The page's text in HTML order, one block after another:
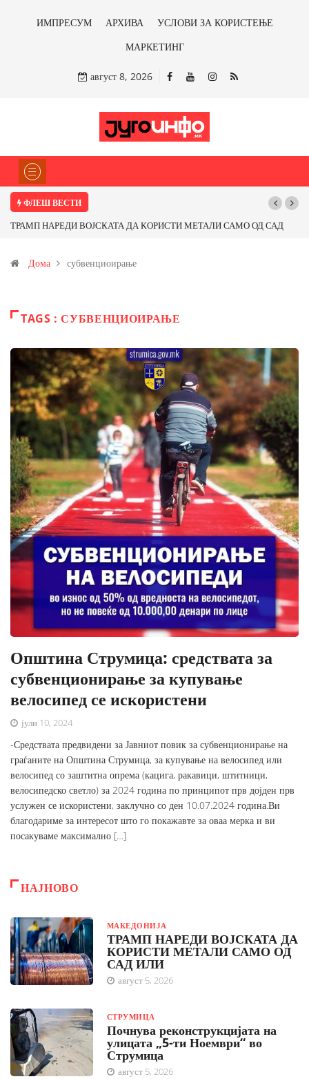
ИМПРЕСУМ АРХИВА
УСЛОВИ ЗА КОРИСТЕЊЕ
МАРКЕТИНГ
август 8, 2026
ФЛЕШ ВЕСТИ
ТРАМП НАРЕДИ ВОЈСКАТА ДА КОРИСТИ МЕТАЛИ САМО ОД САД
Иловица и со антимонот?
Дома субвенциоирање
TAGS : СУБВЕНЦИОИРАЊЕ
Општина Струмица: средствата за
субвенционирање за купување
велосипед се искористени
јули 10, 2024
-Средствата предвидени за Јавниот повик за субвенционирање на
граѓаните на Општина Струмица, за купување на велосипед или
велосипед со заштитна опрема (кацига, ракавици, штитници,
велосипедско светло) за 2024 година по принципот прв дојден прв
услужен се искористени, заклучно со ден 10.07.2024 година.Ви
благодариме за интересот што го покажавте за оваа мерка и ви
посакуваме максимално […]
НАЈНОВО
МАКЕДОНИЈА
ТРАМП НАРЕДИ ВОЈСКАТА ДА
КОРИСТИ МЕТАЛИ САМО ОД
САД ИЛИ
август 5, 2026
СТРУМИЦА
Почнува реконструкцијата на
улицата „5-ти Ноември“ во
Струмица
август 5, 2026